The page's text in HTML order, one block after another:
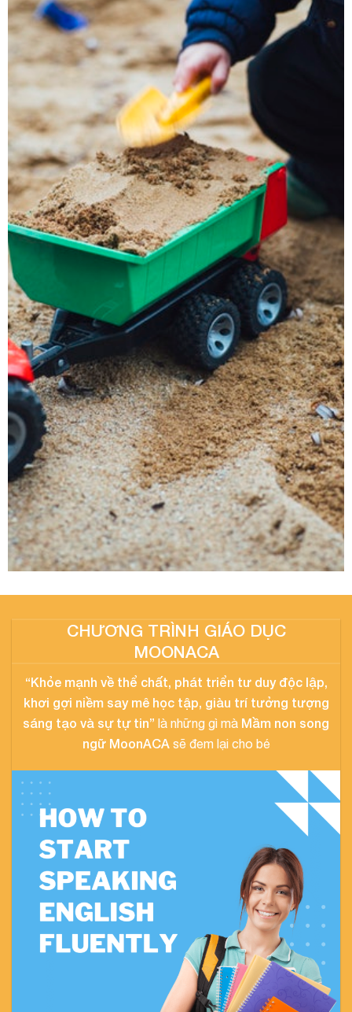
CHƯƠNG TRÌNH GIÁO DỤC
MOONACA
“Khỏe mạnh về thể chất, phát triển tư duy độc lập,
khơi gợi niềm say mê học tập, giàu trí tưởng tượng
sáng tạo và sự tự tin” là những gì mà Mầm non song
ngữ MoonACA sẽ đem lại cho bé